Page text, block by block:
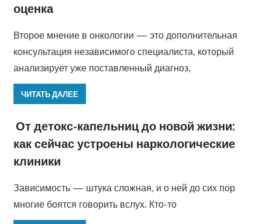
оценка
Второе мнение в онкологии — это дополнительная
консультация независимого специалиста, который
анализирует уже поставленный диагноз,
ЧИТАТЬ ДАЛЕЕ
От детокс-капельниц до новой жизни:
как сейчас устроены наркологические
клиники
Зависимость — штука сложная, и о ней до сих пор
многие боятся говорить вслух. Кто-то